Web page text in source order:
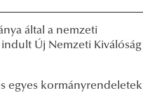
által a nemzeti
Új Nemzeti Kiválóság
egyes kormányrendeletek